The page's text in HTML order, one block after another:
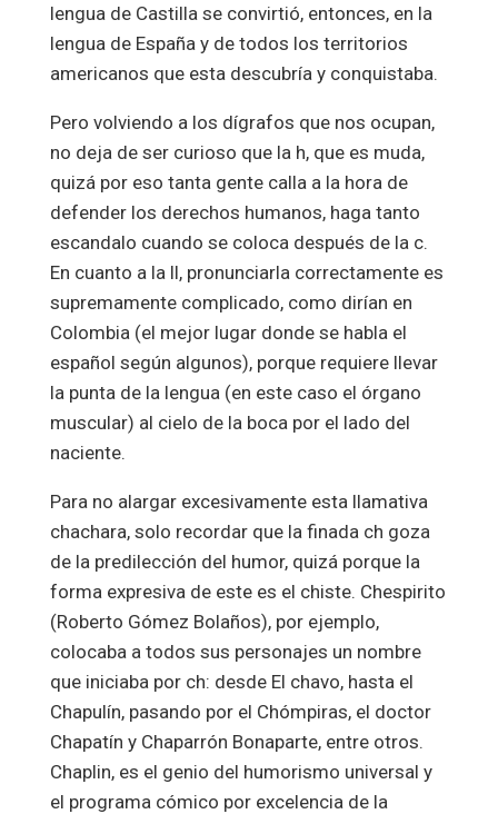
lengua de Castilla se convirtió, entonces, en la
lengua de España y de todos los territorios
americanos que esta descubría y conquistaba.
Pero volviendo a los dígrafos que nos ocupan,
no deja de ser curioso que la h, que es muda,
quizá por eso tanta gente calla a la hora de
defender los derechos humanos, haga tanto
escandalo cuando se coloca después de la c.
En cuanto a la ll, pronunciarla correctamente es
supremamente complicado, como dirían en
Colombia (el mejor lugar donde se habla el
español según algunos), porque requiere llevar
la punta de la lengua (en este caso el órgano
muscular) al cielo de la boca por el lado del
naciente.
Para no alargar excesivamente esta llamativa
chachara, solo recordar que la finada ch goza
de la predilección del humor, quizá porque la
forma expresiva de este es el chiste. Chespirito
(Roberto Gómez Bolaños), por ejemplo,
colocaba a todos sus personajes un nombre
que iniciaba por ch: desde El chavo, hasta el
Chapulín, pasando por el Chómpiras, el doctor
Chapatín y Chaparrón Bonaparte, entre otros.
Chaplin, es el genio del humorismo universal y
el programa cómico por excelencia de la